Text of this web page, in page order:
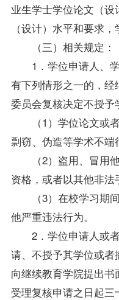
业生学士学位论文（设
（设计）水平和要求，
（三）相关规定：
1． 学位申请人、
有下列情形之一的，
委员会复核决定不授予
（1） 学位论文或
剽窃、伪造等学术不端
（2）盗用、冒用
资格，或者以其他非法
（3）在校学习期
他严重违法行为。
2． 学位申请人或
请、不授予其学位或者
向继续教育学院提出
受理复核申请之日起